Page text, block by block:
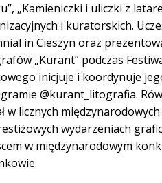
„Kamieniczki i uliczki z
i kuratorskich.
in Cieszyn oraz
„Kurant” podczas
inicjuje i koordynuje
@kurant_litografia.
w licznych
wydarzeniach
w międzynarodowym